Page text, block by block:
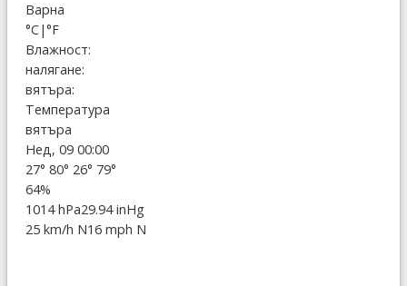
Варна
°C|°F
Влажност:
налягане:
вятъра:
Температура
вятъра
Нед, 09 00:00
27° 80° 26° 79°
64%
1014 hPa29.94 inHg
25 km/h N16 mph N